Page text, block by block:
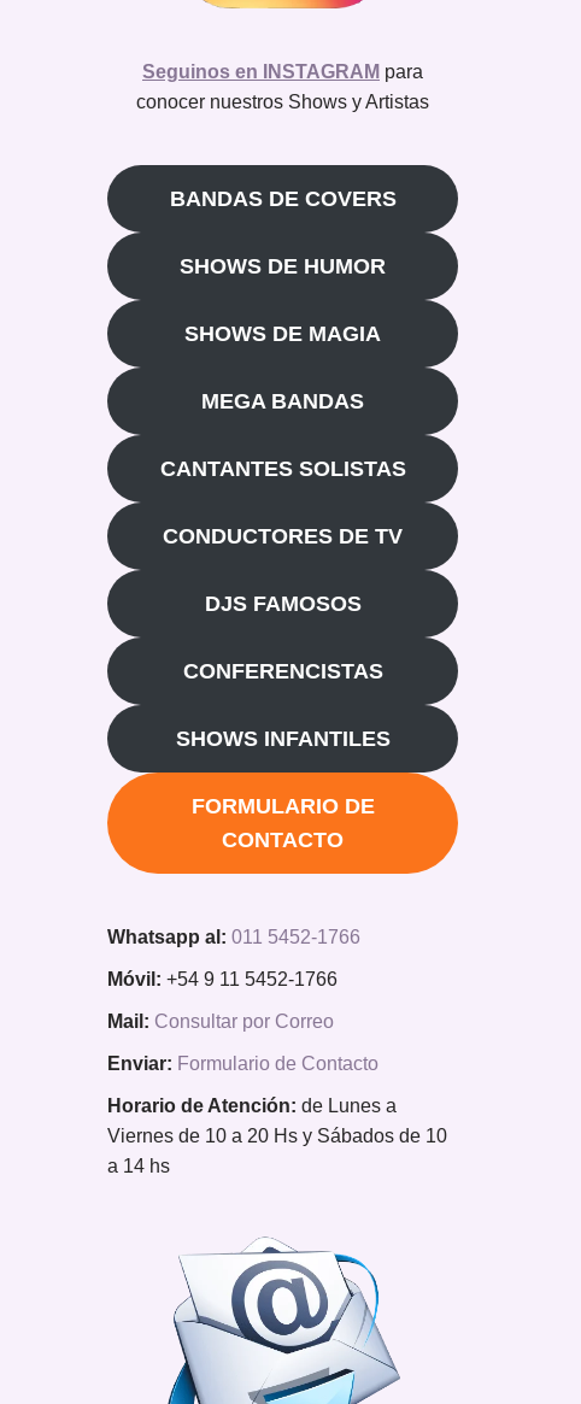
Seguinos en INSTAGRAM para
conocer nuestros Shows y Artistas
BANDAS DE COVERS
SHOWS DE HUMOR
SHOWS DE MAGIA
MEGA BANDAS
CANTANTES SOLISTAS
CONDUCTORES DE TV
DJS FAMOSOS
CONFERENCISTAS
SHOWS INFANTILES
FORMULARIO DE
CONTACTO
Whatsapp al: 011 5452-1766
Móvil: +54 9 11 5452-1766
Mail: Consultar por Correo
Enviar: Formulario de Contacto
Horario de Atención: de Lunes a
Viernes de 10 a 20 Hs y Sábados de 10
a 14 hs